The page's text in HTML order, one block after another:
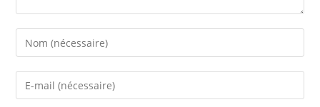
Enter
your
name
Enter
your